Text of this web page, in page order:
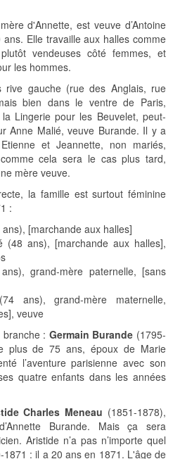
d'Annette, est veuve d’Antoine
Elle travaille aux halles comme
vendeuses côté femmes, et
les hommes.
gauche (rue des Anglais, rue
bien dans le ventre de Paris,
Lingerie pour les Beuvelet, peut-
Anne Malié, veuve Burande. Il y a
et Jeannette, non mariés,
cela sera le cas plus tard,
mère veuve.
la famille est surtout féminine
:
[marchande aux halles]
(48 ans), [marchande aux halles],
grand-mère paternelle, [sans
ans), grand-mère maternelle,
veuve
: Germain Burande (1795-
plus de 75 ans, époux de Marie
l’aventure parisienne avec son
quatre enfants dans les années
Charles Meneau (1851-1878),
Burande. Mais ça sera
Aristide n’a pas n’importe quel
: il a 20 ans en 1871. L'âge de